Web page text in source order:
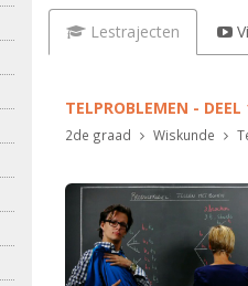
Lestrajecten
TELPROBLEMEN - DEEL
2de graad Wiskunde